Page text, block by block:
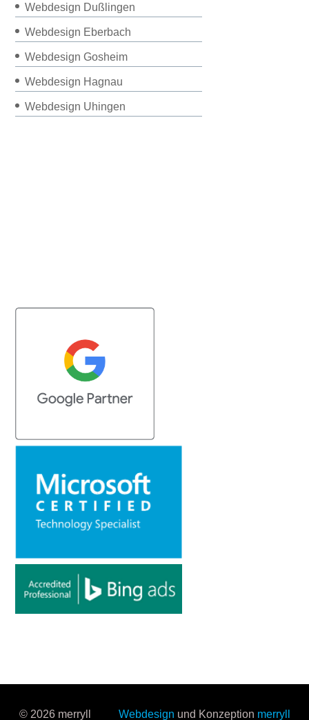
Webdesign Dußlingen
Webdesign Eberbach
Webdesign Gosheim
Webdesign Hagnau
Webdesign Uhingen
© 2026 merryll Webdesign und Konzeption merryll